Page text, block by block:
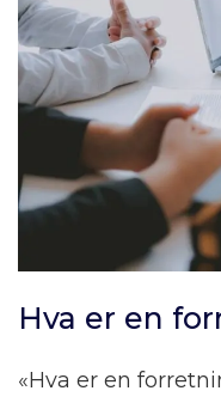
Hva er en
«Hva er en